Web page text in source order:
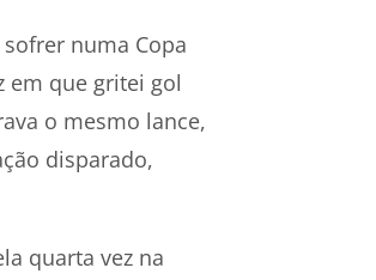
numa Copa
em que gritei gol
o mesmo lance,
disparado,
quarta vez na